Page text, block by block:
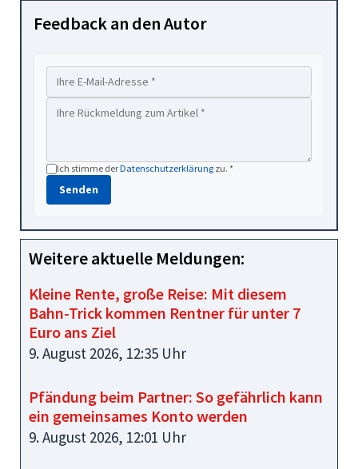
Feedback an den Autor
Ich stimme derDatenschutzerklärung zu. *
Senden
Weitere aktuelle Meldungen:
Kleine Rente, große Reise: Mit diesem
Bahn-Trick kommen Rentner für unter 7
Euro ans Ziel
9. August 2026, 12:35 Uhr
Pfändung beim Partner: So gefährlich kann
ein gemeinsames Konto werden
9. August 2026, 12:01 Uhr